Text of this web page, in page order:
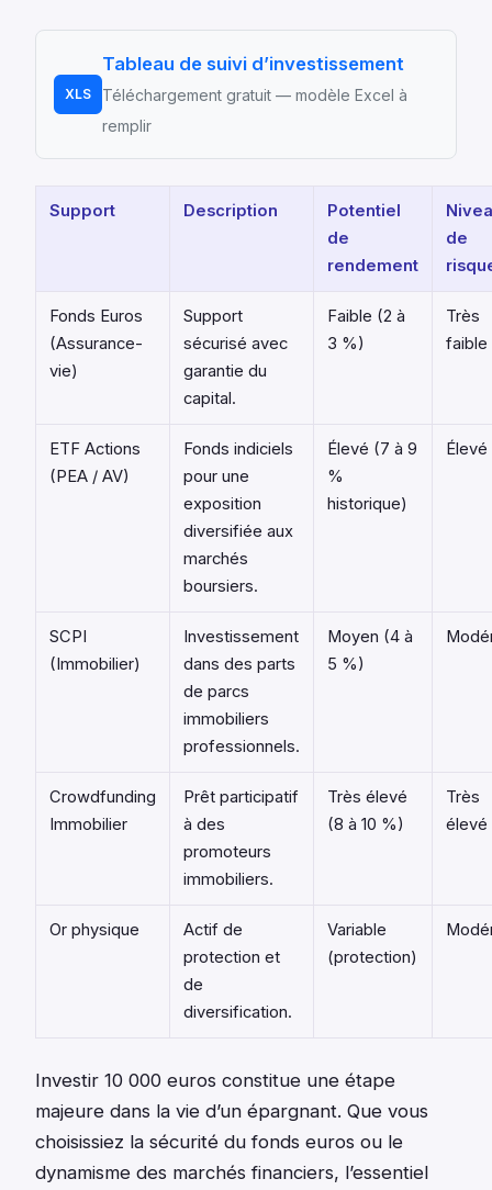
XLS
Tableau de suivi d’investissement
Téléchargement gratuit — modèle Excel à
remplir
Support Description
Potentiel
de
rendement
de
Fonds Euros
(Assurance-
vie)
Support
sécurisé avec
garantie du
capital.
Faible (2 à
3 %)
Très
faible
ETF Actions
(PEA / AV)
Fonds indiciels
pour une
exposition
diversifiée aux
marchés
boursiers.
Élevé (7 à 9
%
historique)
Élevé
SCPI
(Immobilier)
Investissement
dans des parts
de parcs
immobiliers
professionnels.
Moyen (4 à
5 %)
Crowdfunding
Immobilier
Prêt participatif
à des
promoteurs
immobiliers.
Très élevé
(8 à 10 %)
Très
élevé
Or physique
Actif de
protection et
de
diversification.
Variable
(protection)
Investir 10 000 euros constitue une étape
majeure dans la vie d’un épargnant. Que vous
choisissiez la sécurité du fonds euros ou le
dynamisme des marchés financiers, l’essentiel